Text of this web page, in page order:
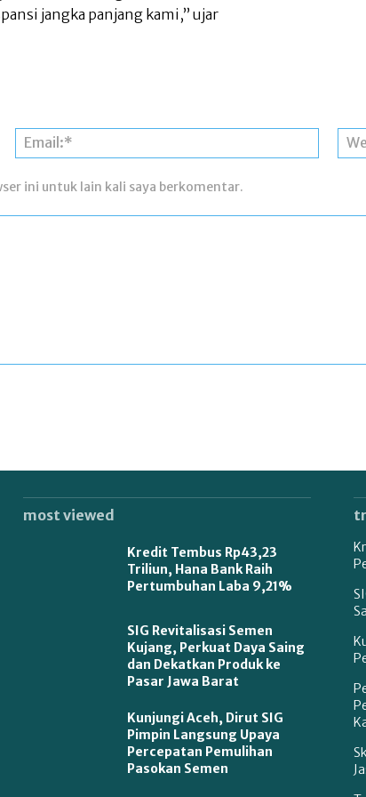
jangka panjang kami,” ujar
Nama:* Email:*
ini untuk lain kali saya berkomentar.
most viewed
Kredit Tembus Rp43,23
Triliun, Hana Bank Raih
Pertumbuhan Laba 9,21%
SIG Revitalisasi Semen
Kujang, Perkuat Daya Saing
dan Dekatkan Produk ke
Pasar Jawa Barat
Kunjungi Aceh, Dirut SIG
Pimpin Langsung Upaya
Percepatan Pemulihan
Pasokan Semen